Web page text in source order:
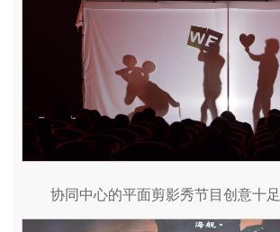
协同中心的平面剪影秀节目创意十足